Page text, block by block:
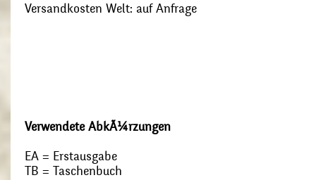
Versandkosten Welt: auf Anfrage
Verwendete AbkÃ¼rzungen
EA = Erstausgabe
TB = Taschenbuch